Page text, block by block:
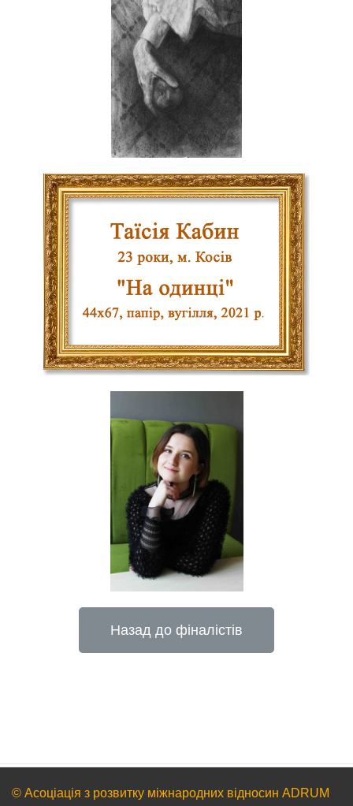
Назад до фіналістів
© Асоціація з розвитку міжнародних відносин ADRUM